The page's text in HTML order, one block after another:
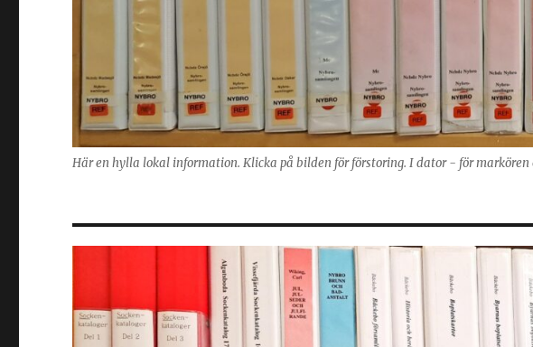
Här en hylla lokal information. Klicka på bilden för förstoring. I dator - för